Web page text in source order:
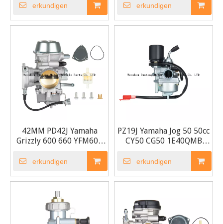
erkundigen erkundigen
42MM PD42J Yamaha
Grizzly 600 660 YFM600
YFM 600 Vergaser
erkundigen
PZ19J Yamaha Jog 50 50cc
CY50 CG50 1E40QMB
erkundigen